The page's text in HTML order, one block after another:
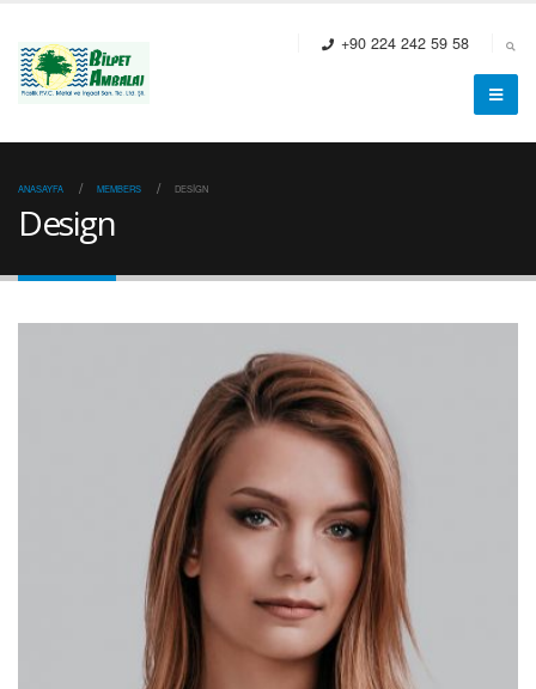
+90 224 242 59 58
ANASAYFA MEMBERS DESIGN
Design